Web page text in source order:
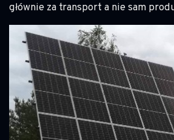
głównie za transport a nie sam